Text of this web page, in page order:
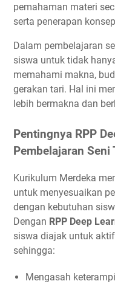
pemahaman materi
serta penerapan
Dalam pembelajaran
siswa untuk tidak
memahami makna,
gerakan tari. Hal ini
lebih bermakna dan
Pentingnya RPP
Pembelajaran Seni
Kurikulum Merdeka
untuk menyesuaikan
dengan kebutuhan
Dengan RPP Deep
siswa diajak untuk
sehingga:
Mengasah